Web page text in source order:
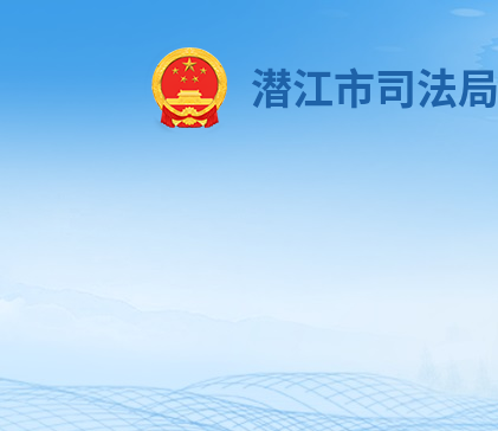
潜江市司法局